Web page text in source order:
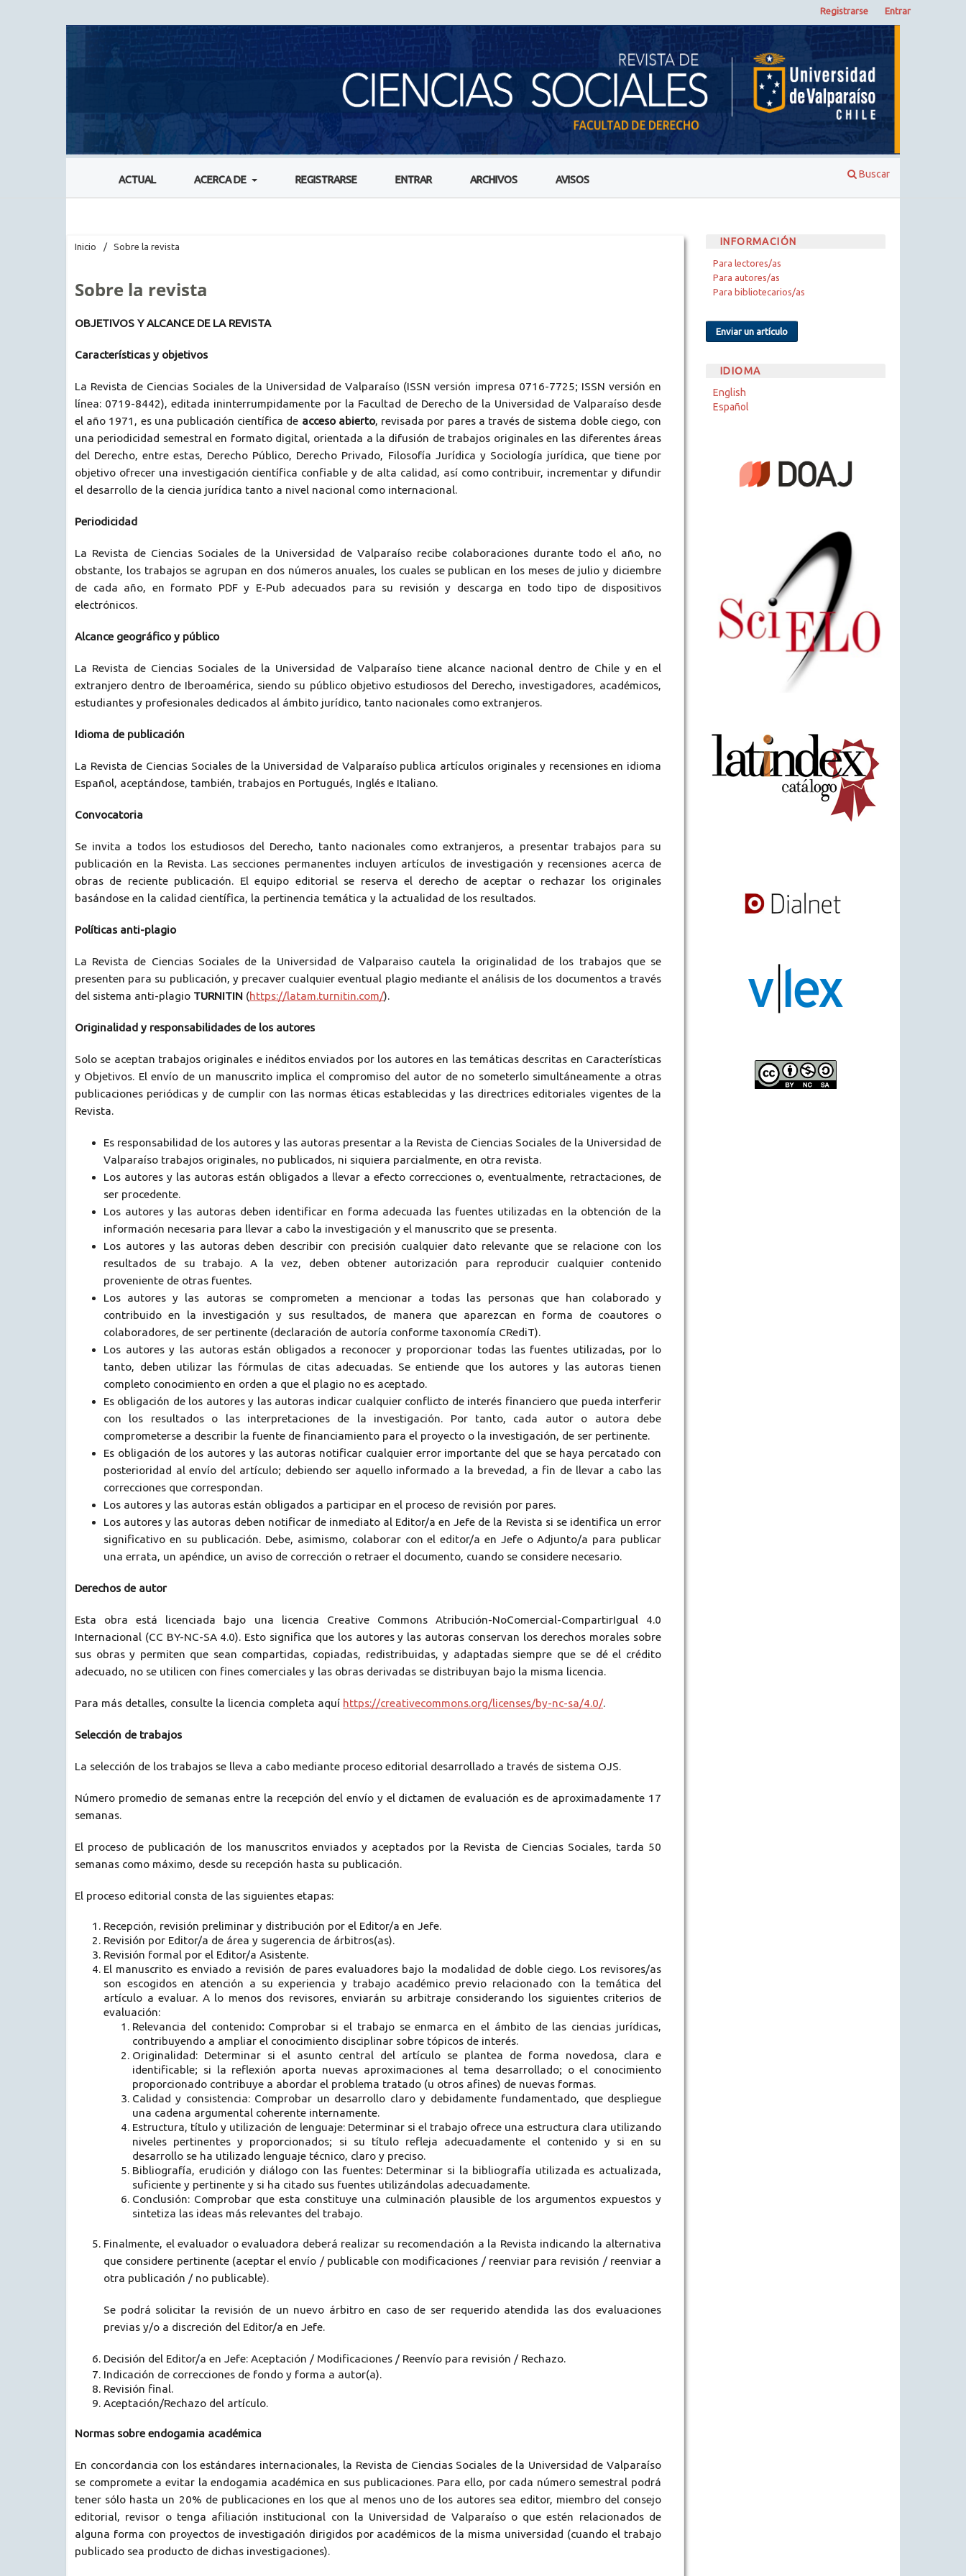
ACTUAL ACERCA DE REGISTRARSE ENTRAR ARCHIVOS AVISOS
Buscar
Registrarse Entrar
Inicio / Sobre la revista
Sobre la revista
OBJETIVOS Y ALCANCE DE LA REVISTA
Características y objetivos
La Revista de Ciencias Sociales de la Universidad de Valparaíso (ISSN versión impresa 0716-7725; ISSN versión en
línea: 0719-8442),editada ininterrumpidamente por la Facultad de Derecho de la Universidad de Valparaíso desde
el año 1971, es una publicación científica de acceso abierto, revisada por pares a través de sistema doble ciego, con
una periodicidad semestral en formato digital, orientada a la difusión de trabajos originales en las diferentes áreas
del Derecho, entre estas, Derecho Público, Derecho Privado, Filosofía Jurídica y Sociología jurídica, que tiene por
objetivo ofrecer una investigación científica confiable y de alta calidad, así como contribuir, incrementar y difundir
el desarrollo de la ciencia jurídica tanto a nivel nacional como internacional.
Periodicidad
La Revista de Ciencias Sociales de la Universidad de Valparaíso recibe colaboraciones durante todo el año, no
obstante, los trabajos se agrupan en dos números anuales, los cuales se publican en los meses de julio y diciembre
de cada año, en formato PDF y E-Pub adecuados para su revisión y descarga en todo tipo de dispositivos
electrónicos.
Alcance geográfico y público
La Revista de Ciencias Sociales de la Universidad de Valparaíso tiene alcance nacional dentro de Chile y en el
extranjero dentro de Iberoamérica, siendo su público objetivo estudiosos del Derecho, investigadores, académicos,
estudiantes y profesionales dedicados al ámbito jurídico, tanto nacionales como extranjeros.
Idioma de publicación
La Revista de Ciencias Sociales de la Universidad de Valparaíso publica artículos originales y recensiones en idioma
Español, aceptándose, también, trabajos en Portugués, Inglés e Italiano.
Convocatoria
Se invita a todos los estudiosos del Derecho, tanto nacionales como extranjeros, a presentar trabajos para su
publicación en la Revista. Las secciones permanentes incluyen artículos de investigación y recensiones acerca de
obras de reciente publicación. El equipo editorial se reserva el derecho de aceptar o rechazar los originales
basándose en la calidad científica, la pertinencia temática y la actualidad de los resultados.
Políticas anti-plagio
La Revista de Ciencias Sociales de la Universidad de Valparaiso cautela la originalidad de los trabajos que se
presenten para su publicación, y precaver cualquier eventual plagio mediante el análisis de los documentos a través
del sistema anti-plagio TURNITIN (https://latam.turnitin.com/).
Originalidad y responsabilidades de los autores
Solo se aceptan trabajos originales e inéditos enviados por los autores en las temáticas descritas en Características
y Objetivos. El envío de un manuscrito implica el compromiso del autor de no someterlo simultáneamente a otras
publicaciones periódicas y de cumplir con las normas éticas establecidas y las directrices editoriales vigentes de la
Revista.
Es responsabilidad de los autores y las autoras presentar a la Revista de Ciencias Sociales de la Universidad de
Valparaíso trabajos originales, no publicados, ni siquiera parcialmente, en otra revista.
Los autores y las autoras están obligados a llevar a efecto correcciones o, eventualmente, retractaciones, de
ser procedente.
Los autores y las autoras deben identificar en forma adecuada las fuentes utilizadas en la obtención de la
información necesaria para llevar a cabo la investigación y el manuscrito que se presenta.
Los autores y las autoras deben describir con precisión cualquier dato relevante que se relacione con los
resultados de su trabajo. A la vez, deben obtener autorización para reproducir cualquier contenido
proveniente de otras fuentes.
Los autores y las autoras se comprometen a mencionar a todas las personas que han colaborado y
contribuido en la investigación y sus resultados, de manera que aparezcan en forma de coautores o
colaboradores, de ser pertinente (declaración de autoría conforme taxonomía CRediT).
Los autores y las autoras están obligados a reconocer y proporcionar todas las fuentes utilizadas, por lo
tanto, deben utilizar las fórmulas de citas adecuadas. Se entiende que los autores y las autoras tienen
completo conocimiento en orden a que el plagio no es aceptado.
Es obligación de los autores y las autoras indicar cualquier conflicto de interés financiero que pueda interferir
con los resultados o las interpretaciones de la investigación. Por tanto, cada autor o autora debe
comprometerse a describir la fuente de financiamiento para el proyecto o la investigación, de ser pertinente.
Es obligación de los autores y las autoras notificar cualquier error importante del que se haya percatado con
posterioridad al envío del artículo; debiendo ser aquello informado a la brevedad, a fin de llevar a cabo las
correcciones que correspondan.
Los autores y las autoras están obligados a participar en el proceso de revisión por pares.
Los autores y las autoras deben notificar de inmediato al Editor/a en Jefe de la Revista si se identifica un error
significativo en su publicación. Debe, asimismo, colaborar con el editor/a en Jefe o Adjunto/a para publicar
una errata, un apéndice, un aviso de corrección o retraer el documento, cuando se considere necesario.
Derechos de autor
Esta obra está licenciada bajo una licencia Creative Commons Atribución-NoComercial-CompartirIgual 4.0
Internacional (CC BY-NC-SA 4.0). Esto significa que los autores y las autoras conservan los derechos morales sobre
sus obras y permiten que sean compartidas, copiadas, redistribuidas, y adaptadas siempre que se dé el crédito
adecuado, no se utilicen con fines comerciales y las obras derivadas se distribuyan bajo la misma licencia.
Para más detalles, consulte la licencia completa aquí https://creativecommons.org/licenses/by-nc-sa/4.0/.
Selección de trabajos
La selección de los trabajos se lleva a cabo mediante proceso editorial desarrollado a través de sistema OJS.
Número promedio de semanas entre la recepción del envío y el dictamen de evaluación es de aproximadamente 17
semanas.
El proceso de publicación de los manuscritos enviados y aceptados por la Revista de Ciencias Sociales, tarda 50
semanas como máximo, desde su recepción hasta su publicación.
El proceso editorial consta de las siguientes etapas:
Recepción, revisión preliminar y distribución por el Editor/a en Jefe.
Revisión por Editor/a de área y sugerencia de árbitros(as).
Revisión formal por el Editor/a Asistente.
El manuscrito es enviado a revisión de pares evaluadores bajo la modalidad de doble ciego. Los revisores/as
son escogidos en atención a su experiencia y trabajo académico previo relacionado con la temática del
artículo a evaluar. A lo menos dos revisores, enviarán su arbitraje considerando los siguientes criterios de
evaluación:
Relevancia del contenido: Comprobar si el trabajo se enmarca en el ámbito de las ciencias jurídicas,
contribuyendo a ampliar el conocimiento disciplinar sobre tópicos de interés.
Originalidad: Determinar si el asunto central del artículo se plantea de forma novedosa, clara e
identificable; si la reflexión aporta nuevas aproximaciones al tema desarrollado; o el conocimiento
proporcionado contribuye a abordar el problema tratado (u otros afines) de nuevas formas.
Calidad y consistencia: Comprobar un desarrollo claro y debidamente fundamentado, que despliegue
una cadena argumental coherente internamente.
Estructura, título y utilización de lenguaje: Determinar si el trabajo ofrece una estructura clara utilizando
niveles pertinentes y proporcionados; si su título refleja adecuadamente el contenido y si en su
desarrollo se ha utilizado lenguaje técnico, claro y preciso.
Bibliografía, erudición y diálogo con las fuentes: Determinar si la bibliografía utilizada es actualizada,
suficiente y pertinente y si ha citado sus fuentes utilizándolas adecuadamente.
Conclusión: Comprobar que esta constituye una culminación plausible de los argumentos expuestos y
sintetiza las ideas más relevantes del trabajo.
Finalmente, el evaluador o evaluadora deberá realizar su recomendación a la Revista indicando la alternativa
que considere pertinente (aceptar el envío / publicable con modificaciones / reenviar para revisión / reenviar a
otra publicación / no publicable).
Se podrá solicitar la revisión de un nuevo árbitro en caso de ser requerido atendida las dos evaluaciones
previas y/o a discreción del Editor/a en Jefe.
Decisión del Editor/a en Jefe: Aceptación / Modificaciones / Reenvío para revisión / Rechazo.
Indicación de correcciones de fondo y forma a autor(a).
Revisión final.
Aceptación/Rechazo del artículo.
Normas sobre endogamia académica
En concordancia con los estándares internacionales, la Revista de Ciencias Sociales de la Universidad de Valparaíso
se compromete a evitar la endogamia académica en sus publicaciones. Para ello, por cada número semestral podrá
tener sólo hasta un 20% de publicaciones en los que al menos uno de los autores sea editor, miembro del consejo
editorial, revisor o tenga afiliación institucional con la Universidad de Valparaíso o que estén relacionados de
alguna forma con proyectos de investigación dirigidos por académicos de la misma universidad (cuando el trabajo
publicado sea producto de dichas investigaciones).
INFORMACIÓN
Para lectores/as
Para autores/as
Para bibliotecarios/as
Enviar un artículo
IDIOMA
English
Español